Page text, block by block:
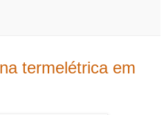
termelétrica em